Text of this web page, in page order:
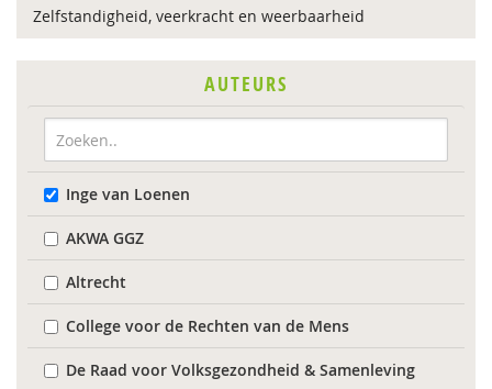
Zelfstandigheid, veerkracht en weerbaarheid
AUTEURS
Inge van Loenen
AKWA GGZ
Altrecht
College voor de Rechten van de Mens
De Raad voor Volksgezondheid & Samenleving